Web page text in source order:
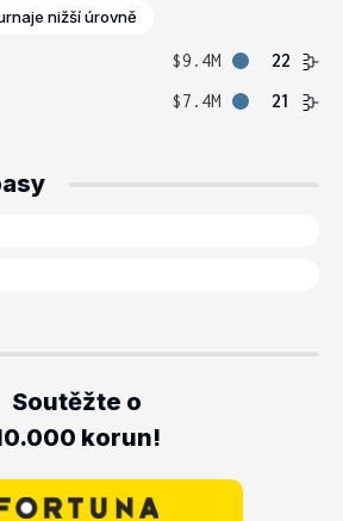
nižší úrovně
$9.4M
22
$7.4M 21
Soutěžte o
korun!